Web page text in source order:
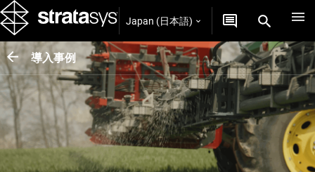
Japan (日本語)
導入事例